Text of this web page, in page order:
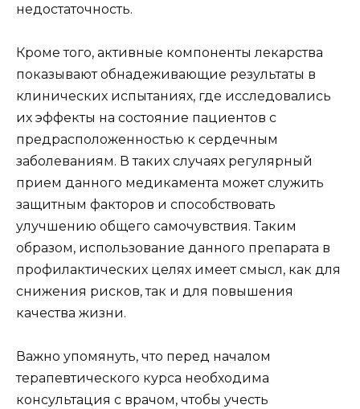
недостаточность.
Кроме того, активные компоненты лекарства
показывают обнадеживающие результаты в
клинических испытаниях, где исследовались
их эффекты на состояние пациентов с
предрасположенностью к сердечным
заболеваниям. В таких случаях регулярный
прием данного медикамента может служить
защитным факторов и способствовать
улучшению общего самочувствия. Таким
образом, использование данного препарата в
профилактических целях имеет смысл, как для
снижения рисков, так и для повышения
качества жизни.
Важно упомянуть, что перед началом
терапевтического курса необходима
консультация с врачом, чтобы учесть